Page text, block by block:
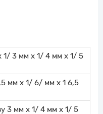
1/ 3 мм х 1/ 4 мм х 1/ 5
мм х 1/ 6/ мм х 1 6,5
3 мм х 1/ 4 мм х 1/ 5